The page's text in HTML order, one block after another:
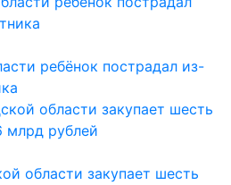
ребёнок пострадал из-
области закупает шесть